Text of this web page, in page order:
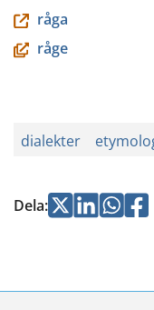
råga
råge
dialekter
Dela:Jaa Jaa Jaa
Jaa